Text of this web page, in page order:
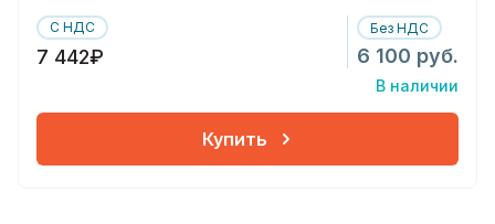
С НДС
7 442₽
Без НДС
6 100 руб.
В наличии
Купить